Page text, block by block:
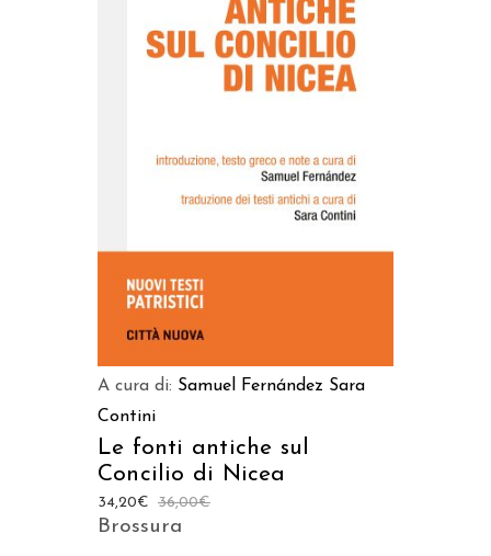
A cura di: Samuel Fernández Sara
Contini
Le fonti antiche sul
Concilio di Nicea
36,00€
34,20€
Brossura